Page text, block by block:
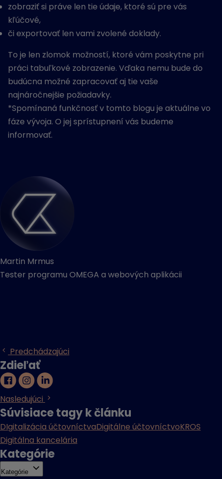
zobraziť si práve len tie údaje, ktoré sú pre vás
kľúčové,
či exportovať len vami zvolené doklady.
To je len zlomok možností, ktoré vám poskytne pri
práci tabuľkové zobrazenie. Vďaka nemu bude do
budúcna možné zapracovať aj tie vaše
najnáročnejšie požiadavky.
*Spomínaná funkčnosť v tomto blogu je aktuálne vo
fáze vývoja. O jej sprístupnení vás budeme
informovať.
Martin Mrmus
Tester programu OMEGA a webových aplikácii
Predchádzajúci
Zdieľať
Nasledujúci
Súvisiace tagy k článku
DIgitalizácia účtovníctvaDigitálne účtovníctvoKROS
Digitálna kancelária
Kategórie
Kategórie